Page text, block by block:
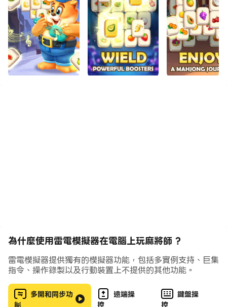
麻將大師是經典的瓷磚配對遊戲現在更新為您的手機與大量
的自由自然主題，顏色，新的外觀和感覺，超過960謎題！
麻將師有不同的瓷磚，你可以選擇。你唯一的目標是揭開所
有的瓷磚和匹配所有的。
放大和縮小使圖塊更容易看到。
容易玩，有時得到某種類型的瓷磚在時間上匹配，有時候時
間沒有關係
為什麼使用雷電模擬器在電腦上玩麻將師 ?
雷電模擬器提供獨有的模擬器功能，包括多實例支持、巨集
指令、操作錄製以及行動裝置上不提供的其他功能。
多開和同步功
遠端操
鍵盤操